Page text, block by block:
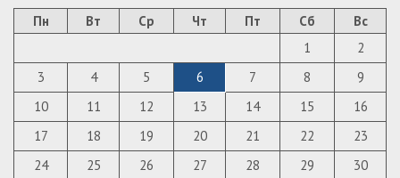
Пн
Вт Ср Чт Пт Сб
Вс
1
2
3
4 5 6 7 8
9
10
11 12 13 14 15
16
17
18 19 20 21 22
23
24
25 26 27 28 29
30